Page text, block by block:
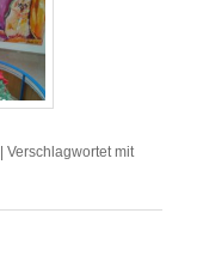
|Verschlagwortet mit